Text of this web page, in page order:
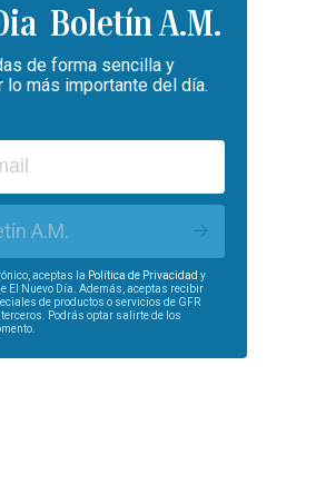
Boletín A.M.
de forma sencilla y
lo más importante del día.
A.M.
aceptas la Política de Privacidad y
El Nuevo Día. Además, aceptas recibir
de productos o servicios de GFR
Podrás optar salirte de los